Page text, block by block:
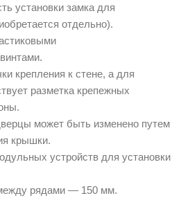
установки замка для
отдельно).
крепления к стене, а для
разметка крепежных
может быть изменено путем
крышки.
устройств для установки
рядами — 150 мм.